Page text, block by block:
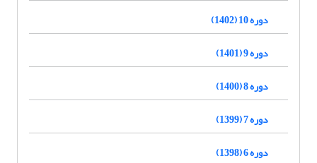
دوره 10 (1402)
دوره 9 (1401)
دوره 8 (1400)
دوره 7 (1399)
دوره 6 (1398)